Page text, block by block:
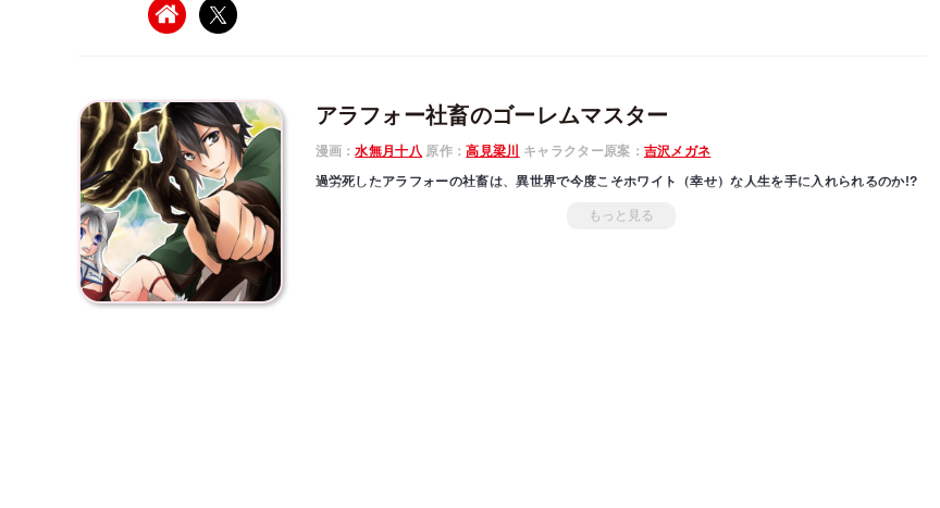
アラフォー社畜のゴーレムマスター
漫画：水無月十八 原作：高見梁川 キャラクター原案： 吉沢メガネ
過労死したアラフォーの社畜は、異世界で今度こそホワイト（幸せ）な人生を手に入れられるのか!?
もっと見る